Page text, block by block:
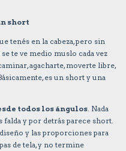
short
tenés en la cabeza, pero sin
te ve medio muslo cada vez
agacharte, moverte libre,
es un short y una
todos los ángulos. Nada
falda y por detrás parece short.
y las proporciones para
de tela, y no termine